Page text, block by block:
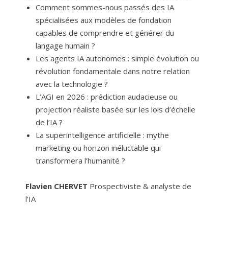
Comment sommes-nous passés des IA
spécialisées aux modèles de fondation
capables de comprendre et générer du
langage humain ?
Les agents IA autonomes : simple évolution ou
révolution fondamentale dans notre relation
avec la technologie ?
L’AGI en 2026 : prédiction audacieuse ou
projection réaliste basée sur les lois d’échelle
de l’IA ?
La superintelligence artificielle : mythe
marketing ou horizon inéluctable qui
transformera l’humanité ?
Flavien CHERVET Prospectiviste & analyste de
l’IA